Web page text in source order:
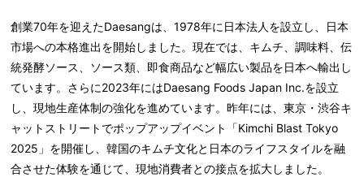
創業70年を迎えたDaesangは、1978年に日本法人を設立し、日本
市場への本格進出を開始しました。現在では、キムチ、調味料、伝
統発酵ソース、ソース類、即食商品など幅広い製品を日本へ輸出し
ています。さらに2023年にはDaesang Foods Japan Inc.を設立
し、現地生産体制の強化を進めています。昨年には、東京・渋谷キ
ャットストリートでポップアップイベント「Kimchi Blast Tokyo
2025」を開催し、韓国のキムチ文化と日本のライフスタイルを融
合させた体験を通じて、現地消費者との接点を拡大しました。